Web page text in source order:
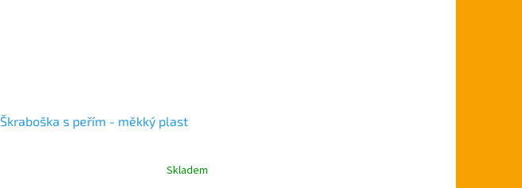
Škraboška s peřím - měkký plast
Skladem